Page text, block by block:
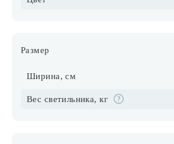
Размер
Ширина, см
Вес светильника, кг